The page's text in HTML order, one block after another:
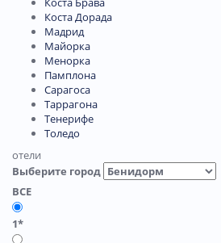
Коста Дорада
Мадрид
Майорка
Менорка
Памплона
Сарагоса
Таррагона
Тенерифе
Толедо
отели
Выберите город
ВСЕ
1*